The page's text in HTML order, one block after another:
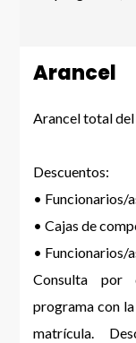
Arancel
Arancel total
Descuentos:
• Funcionarios/
• Cajas de
• Funcionarios/
Consulta por
programa con
matrícula.